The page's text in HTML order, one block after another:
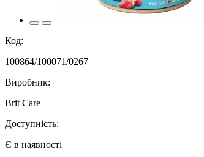
Код:
100864/100071/0267
Виробник:
Brit Care
Доступність:
Є в наявності